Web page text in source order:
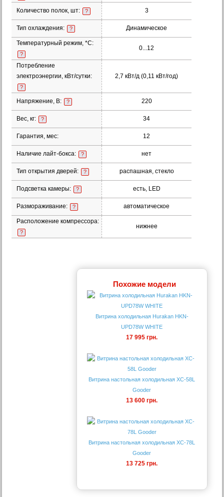
Количество полок, шт: ? 3
Тип охлаждения: ? Динамическое
Температурный режим, *С:
?
0...12
Потребление
электроэнергии, кВт/сутки:
?
2,7 кВт/д (0,11 кВт/год)
Напряжение, В: ? 220
Вес, кг: ? 34
Гарантия, мес: 12
Наличие лайт-бокса: ? нет
Тип открытия дверей: ? распашная, стекло
Подсветка камеры: ? есть, LED
Размораживание: ? автоматическое
Расположение компрессора:
?
нижнее
Похожие модели
Витрина холодильная Hurakan HKN-
UPD78W WHITE
17 995 грн.
Витрина настольная холодильная XC-58L
Gooder
13 600 грн.
Витрина настольная холодильная XC-78L
Gooder
13 725 грн.